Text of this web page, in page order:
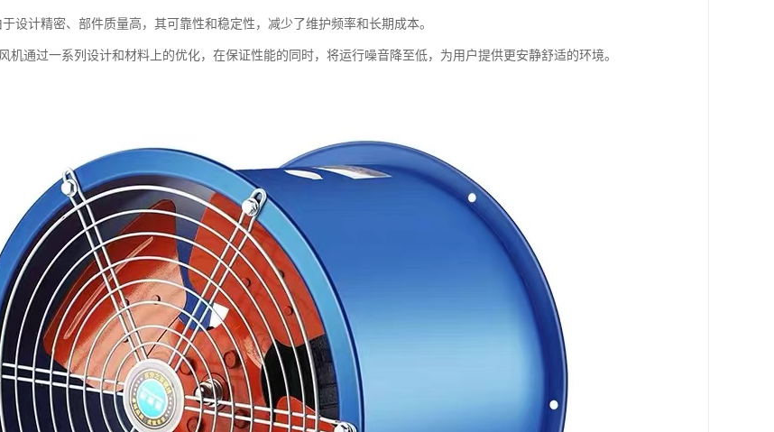
设计精密、部件质量高，其可靠性和稳定性，减少了维护频率和长期成本。
机通过一系列设计和材料上的优化，在保证性能的同时，将运行噪音降至低，为用户提供更安静舒适的环境。